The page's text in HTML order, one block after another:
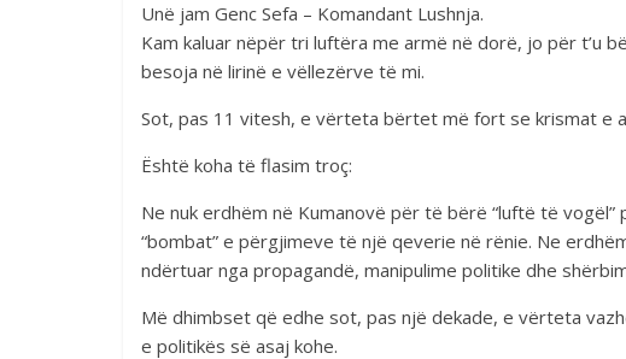
Unë jam Genc Sefa – Komandant Lushnja.
Kam kaluar nëpër tri luftëra me armë në dorë, jo për t’u
besoja në lirinë e vëllezërve të mi.
Sot, pas 11 vitesh, e vërteta bërtet më fort se krismat e
Është koha të flasim troç:
Ne nuk erdhëm në Kumanovë për të bërë “luftë të
“bombat” e përgjimeve të një qeverie në rënie. Ne
ndërtuar nga propagandë, manipulime politike dhe
Më dhimbset që edhe sot, pas një dekade, e vërteta
e politikës së asaj kohe.